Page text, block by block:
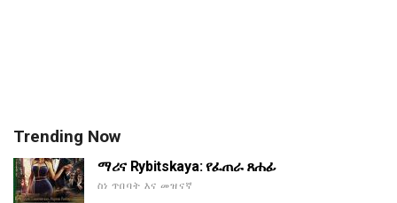
Trending Now
ማሪና Rybitskaya: የፈጠራ ጸሐፊ
ስነ ጥበባት እና መዝናኛ